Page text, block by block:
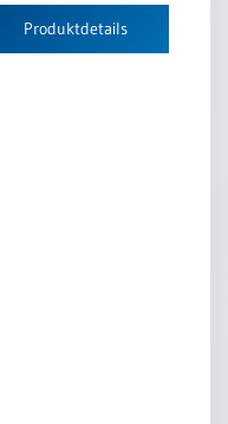
Produktdetails